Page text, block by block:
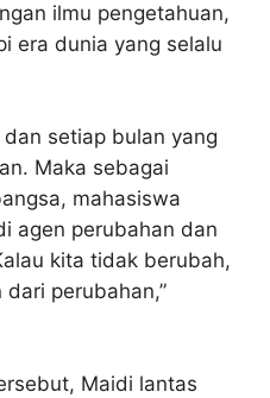
ilmu pengetahuan,
era dunia yang selalu
setiap bulan yang
Maka sebagai
mahasiswa
agen perubahan dan
kita tidak berubah,
perubahan,”
Maidi lantas